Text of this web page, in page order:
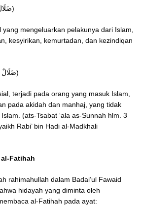
1. Dhalalun kulli (ضَلَالٌ كُلِّيٌّ)
yang mengeluarkan pelakunya dari Islam,
kesyirikan, kemurtadan, dan kezindiqan
2. Dhalalun juz’i (ضَلَالٌ جُزْئِيٌّ)
terjadi pada orang yang masuk Islam,
pada akidah dan manhaj, yang tidak
(ats-Tsabat ‘ala as-Sunnah hlm. 3
Rabi’ bin Hadi al-Madkhali
Fatihah
rahimahullah dalam Badai’ul Fawaid
hidayah yang diminta oleh
al-Fatihah pada ayat: